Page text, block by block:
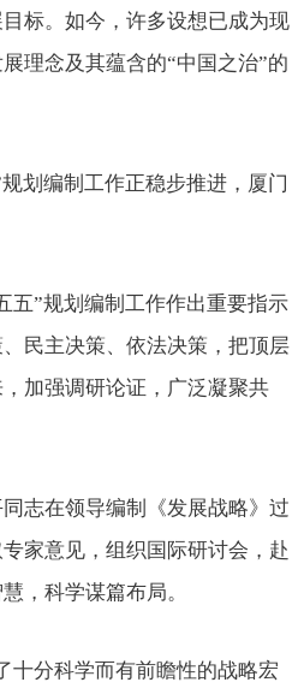
目标。如今，许多设想已成为现
理念及其蕴含的“中国之治”的
编制工作正稳步推进，厦门
”规划编制工作作出重要指示
民主决策、依法决策，把顶层
加强调研论证，广泛凝聚共
在领导编制《发展战略》过
家意见，组织国际研讨会，赴
，科学谋篇布局。
分科学而有前瞻性的战略宏